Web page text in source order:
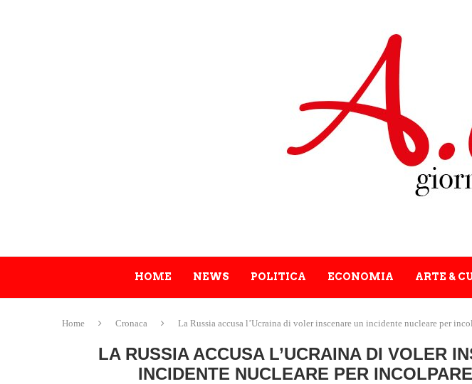
HOME NEWS POLITICA ECONOMIA ARTE &
Home Cronaca La Russia accusa l’Ucraina di voler inscenare un incidente nucleare per
LA RUSSIA ACCUSA L’UCRAINA DI VOLER
INCIDENTE NUCLEARE PER